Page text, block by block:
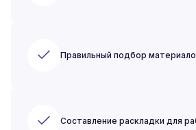
Правильный подбор
Составление раскладки для